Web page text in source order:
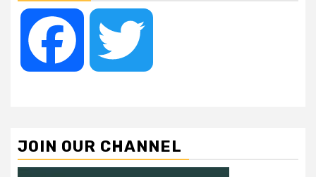
Facebook
JOIN OUR CHANNEL